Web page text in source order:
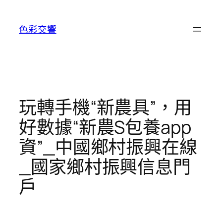
色彩交響
玩轉手機“新農具”，用
好數據“新農S包養app
資”_中國鄉村振興在線
_國家鄉村振興信息門
戶